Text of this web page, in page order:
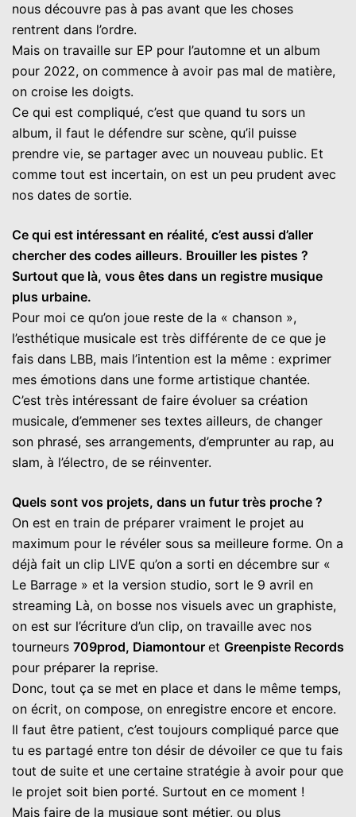
nous découvre pas à pas avant que les choses
rentrent dans l’ordre.
Mais on travaille sur EP pour l’automne et un album
pour 2022, on commence à avoir pas mal de matière,
on croise les doigts.
Ce qui est compliqué, c’est que quand tu sors un
album, il faut le défendre sur scène, qu’il puisse
prendre vie, se partager avec un nouveau public. Et
comme tout est incertain, on est un peu prudent avec
nos dates de sortie.
Ce qui est intéressant en réalité, c’est aussi d’aller
chercher des codes ailleurs. Brouiller les pistes ?
Surtout que là, vous êtes dans un registre musique
plus urbaine.
Pour moi ce qu’on joue reste de la « chanson »,
l’esthétique musicale est très différente de ce que je
fais dans LBB, mais l’intention est la même : exprimer
mes émotions dans une forme artistique chantée.
C’est très intéressant de faire évoluer sa création
musicale, d’emmener ses textes ailleurs, de changer
son phrasé, ses arrangements, d’emprunter au rap, au
slam, à l’électro, de se réinventer.
Quels sont vos projets, dans un futur très proche ?
On est en train de préparer vraiment le projet au
maximum pour le révéler sous sa meilleure forme. On a
déjà fait un clip LIVE qu’on a sorti en décembre sur «
Le Barrage » et la version studio, sort le 9 avril en
streaming Là, on bosse nos visuels avec un graphiste,
on est sur l’écriture d’un clip, on travaille avec nos
tourneurs 709prod, Diamontour et Greenpiste Records
pour préparer la reprise.
Donc, tout ça se met en place et dans le même temps,
on écrit, on compose, on enregistre encore et encore.
Il faut être patient, c’est toujours compliqué parce que
tu es partagé entre ton désir de dévoiler ce que tu fais
tout de suite et une certaine stratégie à avoir pour que
le projet soit bien porté. Surtout en ce moment !
Mais faire de la musique sont métier, ou plus